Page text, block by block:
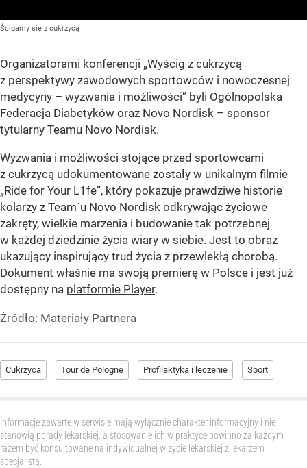
Ścigamy się z cukrzycą
Organizatorami konferencji „Wyścig z cukrzycą
z perspektywy zawodowych sportowców i nowoczesnej
medycyny – wyzwania i możliwości” byli Ogólnopolska
Federacja Diabetyków oraz Novo Nordisk – sponsor
tytularny Teamu Novo Nordisk.
Wyzwania i możliwości stojące przed sportowcami
z cukrzycą udokumentowane zostały w unikalnym filmie
„Ride for Your L1fe”, który pokazuje prawdziwe historie
kolarzy z Team´u Novo Nordisk odkrywając życiowe
zakręty, wielkie marzenia i budowanie tak potrzebnej
w każdej dziedzinie życia wiary w siebie. Jest to obraz
ukazujący inspirujący trud życia z przewlekłą chorobą.
Dokument właśnie ma swoją premierę w Polsce i jest już
dostępny na platformie Player.
Źródło: Materiały Partnera
Cukrzyca Tour de Pologne Profilaktyka i leczenie Sport
Informacje zawarte w serwisie mają wyłącznie charakter informacyjny i nie
stanowią porady lekarskiej, a stosowanie ich w praktyce powinno za każdym
razem być konsultowane na indywidualnej wizycie lekarskiej z lekarzem
specjalistą.